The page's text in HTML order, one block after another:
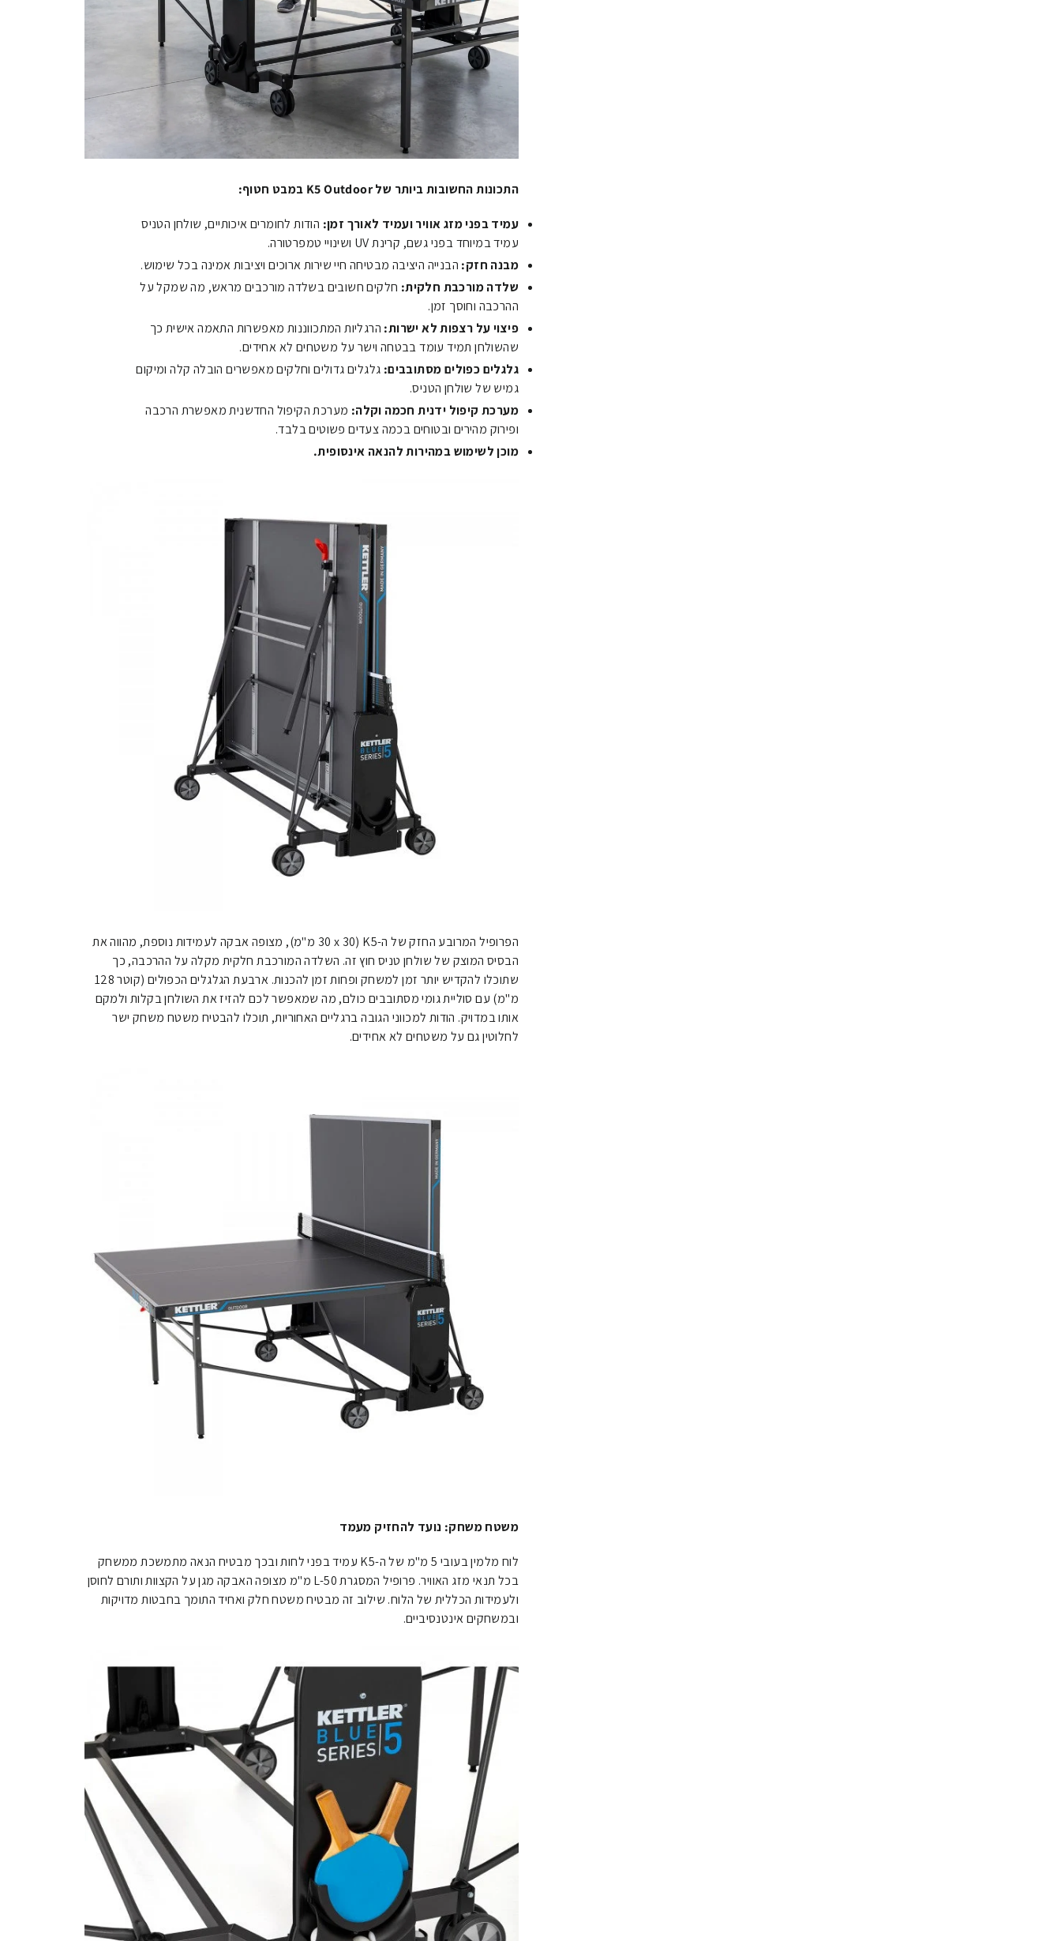
התכונות החשובות ביותר של K5 Outdoor במבט חטוף:
עמיד בפני מזג אוויר ועמיד לאורך זמן: הודות לחומרים איכותיים, שולחן הטניס
עמיד במיוחד בפני גשם, קרינת UV ושינויי טמפרטורה.
מבנה חזק: הבנייה היציבה מבטיחה חיי שירות ארוכים ויציבות אמינה בכל שימוש.
שלדה מורכבת חלקית: חלקים חשובים בשלדה מורכבים מראש, מה שמקל על
ההרכבה וחוסך זמן.
פיצוי על רצפות לא ישרות: הרגליות המתכווננות מאפשרות התאמה אישית כך
שהשולחן תמיד עומד בבטחה וישר על משטחים לא אחידים.
גלגלים כפולים מסתובבים: גלגלים גדולים וחלקים מאפשרים הובלה קלה ומיקום
גמיש של שולחן הטניס.
מערכת קיפול ידנית חכמה וקלה: מערכת הקיפול החדשנית מאפשרת הרכבה
ופירוק מהירים ובטוחים בכמה צעדים פשוטים בלבד.
מוכן לשימוש במהירות להנאה אינסופית.
הפרופיל המרובע החזק של ה-K5 (30 x 30 מ"מ), מצופה אבקה לעמידות נוספת, מהווה את
הבסיס המוצק של שולחן טניס חוץ זה. השלדה המורכבת חלקית מקלה על ההרכבה, כך
שתוכלו להקדיש יותר זמן למשחק ופחות זמן להכנות. ארבעת הגלגלים הכפולים (קוטר 128
מ"מ) עם סוליית גומי מסתובבים כולם, מה שמאפשר לכם להזיז את השולחן בקלות ולמקם
אותו במדויק. הודות למכווני הגובה ברגליים האחוריות, תוכלו להבטיח משטח משחק ישר
לחלוטין גם על משטחים לא אחידים.
משטח משחק: נועד להחזיק מעמד
לוח מלמין בעובי 5 מ"מ של ה-K5 עמיד בפני לחות ובכך מבטיח הנאה מתמשכת ממשחק
בכל תנאי מזג האוויר. פרופיל המסגרת L-50 מ"מ מצופה האבקה מגן על הקצוות ותורם לחוסן
ולעמידות הכללית של הלוח. שילוב זה מבטיח משטח חלק ואחיד התומך בחבטות מדויקות
ובמשחקים אינטנסיביים.